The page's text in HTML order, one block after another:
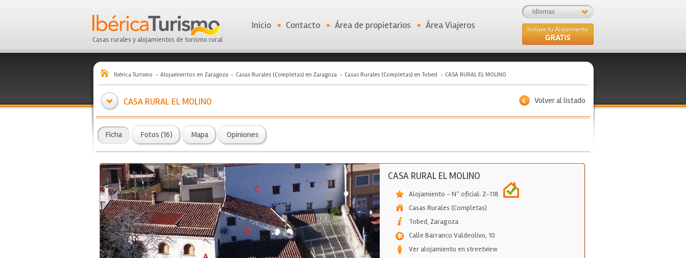
Casas rurales y alojamientos de turismo rural
Idiomas
Inicio Contacto Área de propietarios Área Viajeros
Ibérica Turismo Alojamientos en Zaragoza Casas Rurales (Completas) en Zaragoza Casas Rurales (Completas) en Tobed CASA RURAL EL MOLINO
Volver al listado
CASA RURAL EL MOLINO
Ficha Fotos (16) Mapa Opiniones
CASA RURAL EL MOLINO
Alojamiento - Nº oficial: Z-118
Casas Rurales (Completas)
Tobed, Zaragoza
Calle Barranco Valdeolivo, 10
Ver alojamiento en streetview